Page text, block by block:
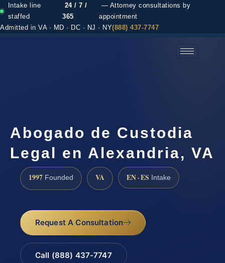
Intake line
staffed
24 / 7 /
365
— Attorney consultations by
appointment
Admitted in VA · MD · DC · NJ · NY(888) 437-7747
Abogado de Custodia
Legal en Alexandria, VA
1997 Founded VA EN · ES Intake
Request A Consultation
Call (888) 437-7747